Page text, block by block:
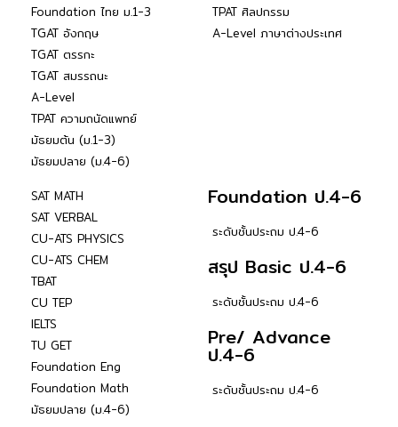
Foundation ไทย ม.1-3
TGAT อังกฤษ
TGAT ตรรกะ
TGAT สมรรถนะ
A-Level
TPAT ความถนัดแพทย์
มัธยมต้น (ม.1-3)
มัธยมปลาย (ม.4-6)
TPAT ศิลปกรรม
A-Level ภาษาต่างประเทศ
SAT MATH
SAT VERBAL
CU-ATS PHYSICS
CU-ATS CHEM
TBAT
CU TEP
IELTS
TU GET
Foundation Eng
Foundation Math
มัธยมปลาย (ม.4-6)
Foundation ป.4-6
ระดับชั้นประถม ป.4-6
สรุป Basic ป.4-6
ระดับชั้นประถม ป.4-6
Pre/ Advance
ป.4-6
ระดับชั้นประถม ป.4-6